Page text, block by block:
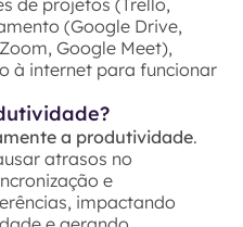
(Google Drive,
Google Meet),
à internet para funcionar
a produtividade.
atrasos no
e
impactando